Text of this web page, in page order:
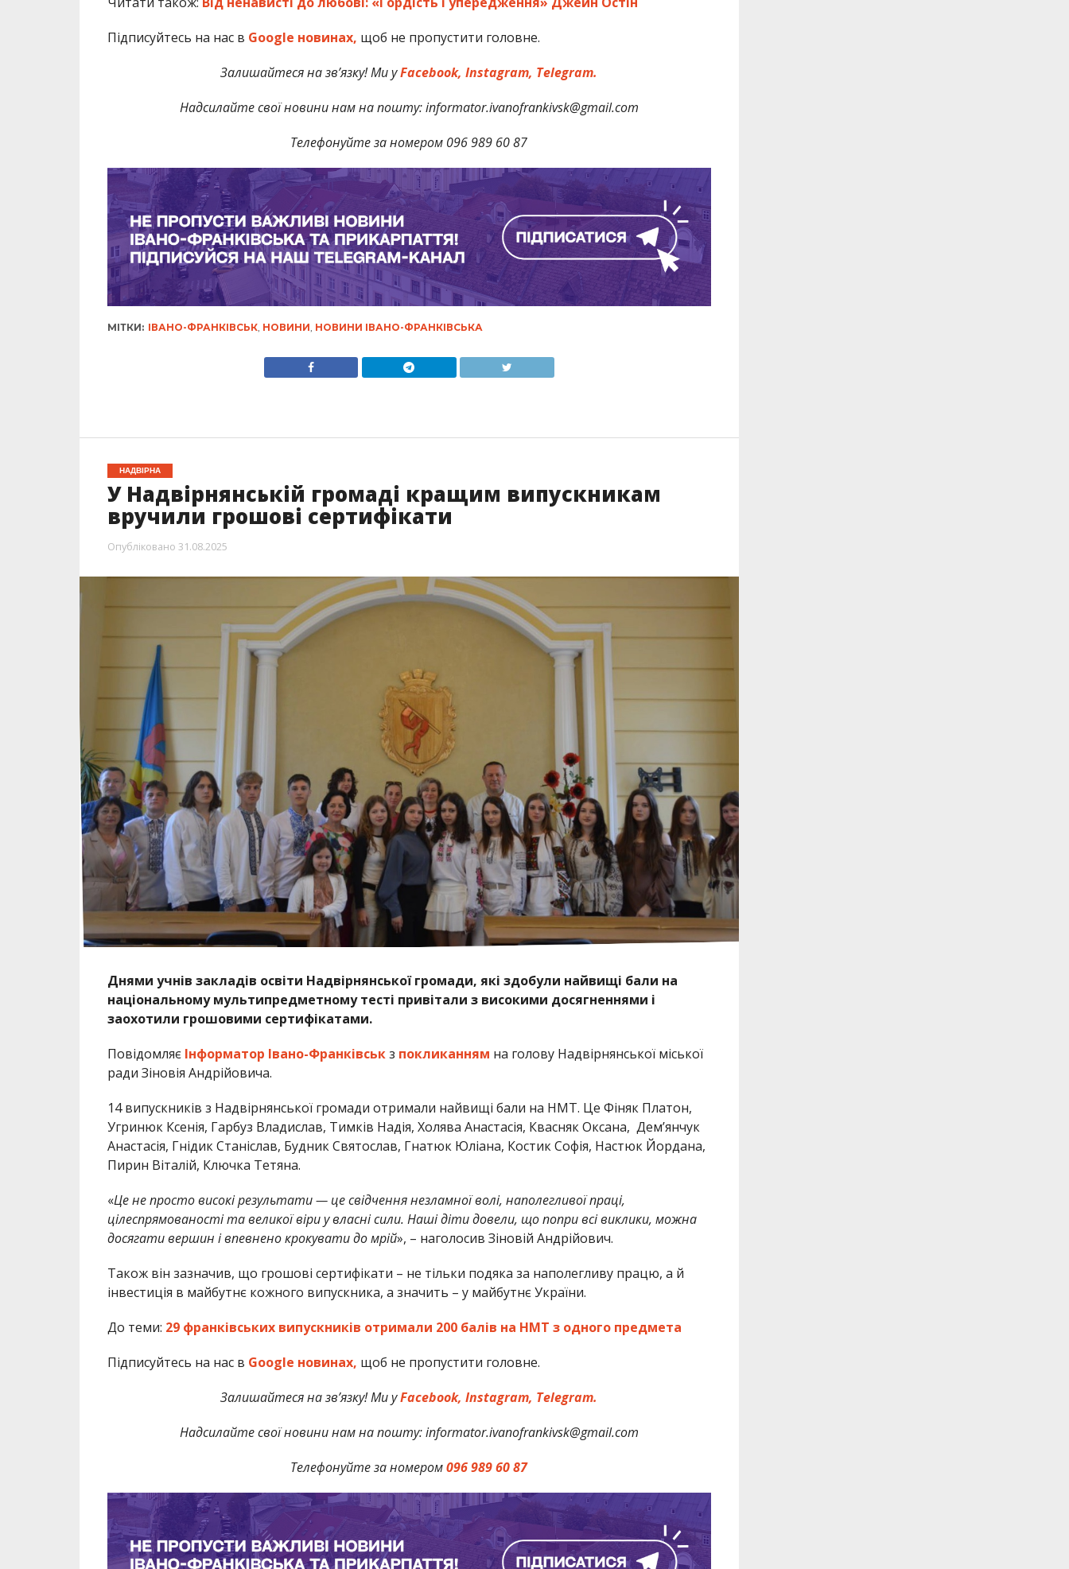
Підписуйтесь на нас в Google новинах, щоб не пропустити головне.
Залишайтеся на зв’язку! Ми уFacebook, Instagram, Telegram.
Надсилайте свої новини нам на пошту: informator.ivanofrankivsk@gmail.com
Телефонуйте за номером 096 989 60 87
МІТКИ: ІВАНО-ФРАНКІВСЬК, НОВИНИ НОВИНИ ІВАНО-ФРАНКІВСЬКА
НАДВІРНА
У Надвірнянській громаді кращим випускникам
вручили грошові сертифікати
Опубліковано 31.08.2025
Днями учнів закладів освіти Надвірнянської громади, які здобули найвищі бали на
національному мультипредметному тесті привітали з високими досягненнями і
заохотили грошовими сертифікатами.
Повідомляє Інформатор Івано-Франківськз покликанням на голову Надвірнянської міської
ради Зіновія Андрійовича.
14 випускників з Надвірнянської громади отримали найвищі бали на НМТ. Це Фіняк Платон,
Угринюк Ксенія, Гарбуз Владислав, Тимків Надія, Холява Анастасія, Квасняк Оксана, Демʼянчук
Анастасія, Гнідик Станіслав, Будник Святослав, Гнатюк Юліана, Костик Софія, Настюк Йордана,
Пирин Віталій, Ключка Тетяна.
«Це не просто високі результати — це свідчення незламної волі, наполегливої праці,
цілеспрямованості та великої віри у власні сили. Наші діти довели, що попри всі виклики, можна
досягати вершин і впевнено крокувати до мрій», – наголосив Зіновій Андрійович.
Також він зазначив, що грошові сертифікати – не тільки подяка за наполегливу працю, а й
інвестиція в майбутнє кожного випускника, а значить – у майбутнє України.
До теми: 29 франківських випускників отримали 200 балів на НМТ з одного предмета
Підписуйтесь на нас в Google новинах, щоб не пропустити головне.
Залишайтеся на зв’язку! Ми уFacebook, Instagram, Telegram.
Надсилайте свої новини нам на пошту: informator.ivanofrankivsk@gmail.com
Телефонуйте за номером096 989 60 87